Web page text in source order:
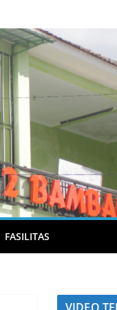
FASILITAS